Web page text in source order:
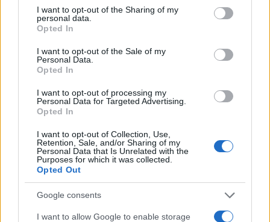
not limited to your visit or usage behaviour. You may click to
grant or deny consent to Google and its third-party tags to
use your data for below specified purposes in below Google
consent section.
I want to opt-out of the Sharing of my
personal data.
Opted In
I want to opt-out of the Sale of my
Personal Data.
Opted In
I want to opt-out of processing my
Personal Data for Targeted Advertising.
Opted In
I want to opt-out of Collection, Use,
Retention, Sale, and/or Sharing of my
Personal Data that Is Unrelated with the
Purposes for which it was collected.
Opted Out
Google consents
I want to allow Google to enable storage
In sintesi, Zoomark 2025 si preannuncia come un
evento imperdibile per gli operatori del settore, un
luogo dove si intrecciano innovazione, business e
tendenze future. Con un’attenzione particolare alla
sostenibilità e all’evoluzione tecnologica, la fiera di
Bologna rappresenta un’opportunità unica per tutti
AUTORE
AiAdhubMedia